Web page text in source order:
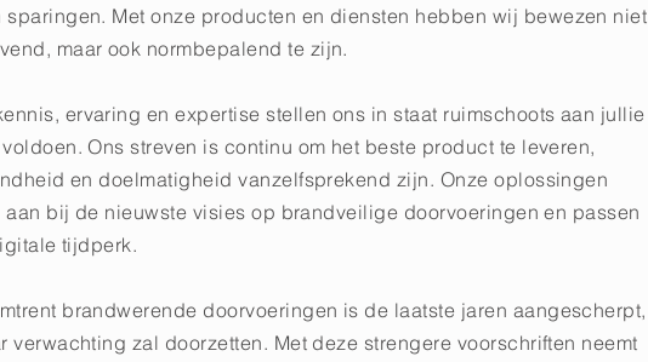
sparingen. Met onze producten en diensten hebben wij bewezen niet
maar ook normbepalend te zijn.
ervaring en expertise stellen ons in staat ruimschoots aan jullie
Ons streven is continu om het beste product te leveren,
en doelmatigheid vanzelfsprekend zijn. Onze oplossingen
aan bij de nieuwste visies op brandveilige doorvoeringen en passen
tijdperk.
brandwerende doorvoeringen is de laatste jaren aangescherpt,
verwachting zal doorzetten. Met deze strengere voorschriften neemt